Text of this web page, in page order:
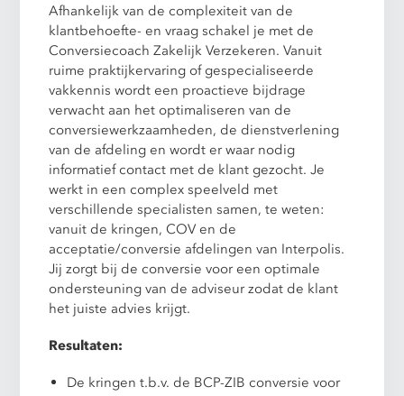
Afhankelijk van de complexiteit van de
klantbehoefte- en vraag schakel je met de
Conversiecoach Zakelijk Verzekeren. Vanuit
ruime praktijkervaring of gespecialiseerde
vakkennis wordt een proactieve bijdrage
verwacht aan het optimaliseren van de
conversiewerkzaamheden, de dienstverlening
van de afdeling en wordt er waar nodig
informatief contact met de klant gezocht. Je
werkt in een complex speelveld met
verschillende specialisten samen, te weten:
vanuit de kringen, COV en de
acceptatie/conversie afdelingen van Interpolis.
Jij zorgt bij de conversie voor een optimale
ondersteuning van de adviseur zodat de klant
het juiste advies krijgt.
Resultaten:
De kringen t.b.v. de BCP-ZIB conversie voor